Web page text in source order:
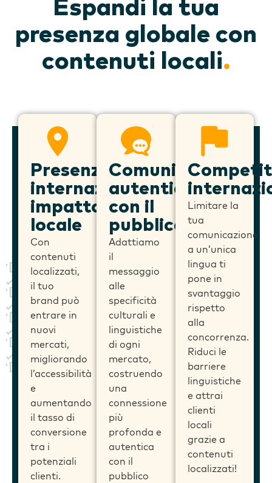
Espandi la tua
presenza globale con
contenuti locali.
Presenza
internazionale,
impatto
locale
Con
contenuti
localizzati,
il tuo
brand può
entrare in
nuovi
mercati,
migliorando
l’accessibilità
e
aumentando
il tasso di
conversione
tra i
potenziali
clienti.
Comunicazione
autentica
con il
pubblico
Adattiamo
il
messaggio
alle
specificità
culturali e
linguistiche
di ogni
mercato,
costruendo
una
connessione
più
profonda e
autentica
con il
pubblico
Limitare la
tua
comunicazione
a un’unica
lingua ti
pone in
svantaggio
rispetto
alla
concorrenza.
Riduci le
barriere
linguistiche
e attrai
clienti
locali
grazie a
contenuti
localizzati!